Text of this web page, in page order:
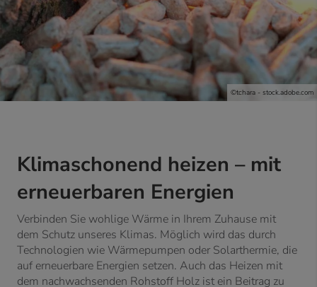
©tchara - stock.adobe.com
Klimaschonend heizen – mit
erneuerbaren Energien
Verbinden Sie wohlige Wärme in Ihrem Zuhause mit
dem Schutz unseres Klimas. Möglich wird das durch
Technologien wie Wärmepumpen oder Solarthermie, die
auf erneuerbare Energien setzen. Auch das Heizen mit
dem nachwachsenden Rohstoff Holz ist ein Beitrag zu